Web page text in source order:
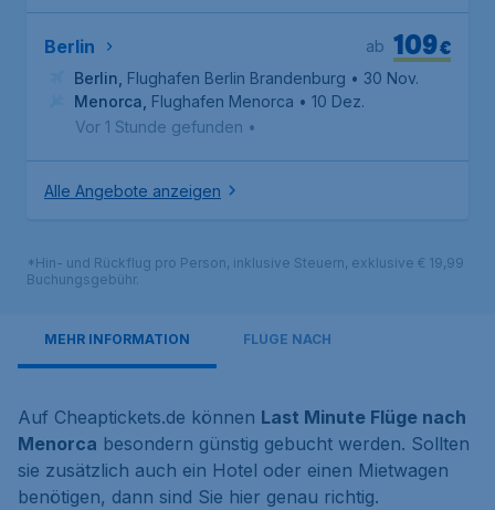
Berlin €
109
ab
Berlin Flughafen Berlin Brandenburg • 30 Nov.
Menorca Flughafen Menorca • 10 Dez.
Vor 1 Stunde gefunden •
Alle Angebote anzeigen
*Hin- und Rückflug pro Person, inklusive Steuern, exklusive € 19,99
Buchungsgebühr.
MEHR INFORMATION FLÜGE NACH
Auf Cheaptickets.de können Last Minute Flüge nach
Menorca besondern günstig gebucht werden. Sollten
sie zusätzlich auch ein Hotel oder einen Mietwagen
benötigen, dann sind Sie hier genau richtig.